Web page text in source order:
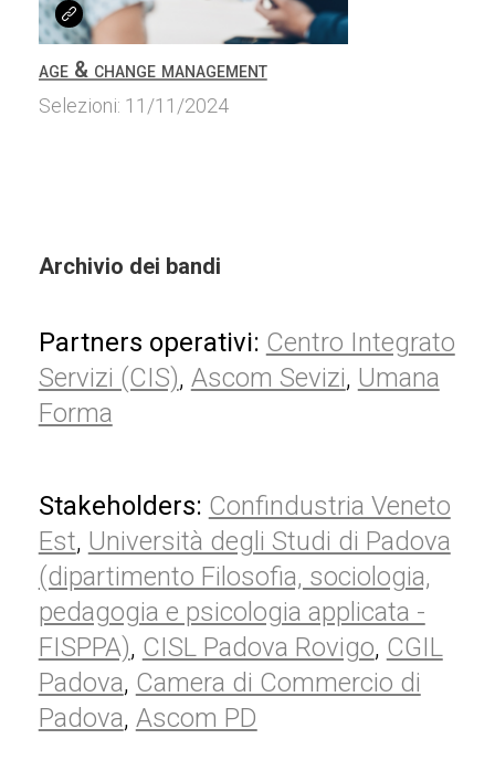
age & change management
Selezioni: 11/11/2024
Archivio dei bandi
Partners operativi: Centro Integrato
Servizi (CIS), Ascom Sevizi, Umana
Forma
Stakeholders: Confindustria Veneto
Est, Università degli Studi di Padova
(dipartimento Filosofia, sociologia,
pedagogia e psicologia applicata -
FISPPA), CISL Padova Rovigo, CGIL
Padova, Camera di Commercio di
Padova, Ascom PD